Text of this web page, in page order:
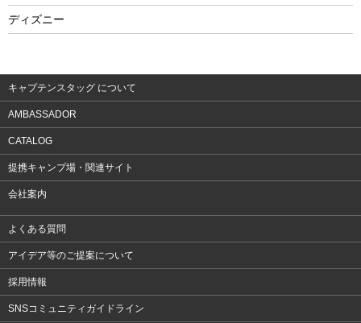
ウェア
ディズニー
キャプテンスタッグ について
AMBASSADOR
CATALOG
提携キャンプ場・関連サイト
会社案内
よくある質問
アイデア等のご提案について
採用情報
SNSコミュニティガイドライン